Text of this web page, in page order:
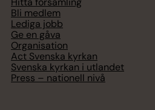
Bli medlem
Lediga jobb
Ge en gåva
Organisation
Act Svenska kyrkan
Svenska kyrkan i utlandet
Press – nationell nivå